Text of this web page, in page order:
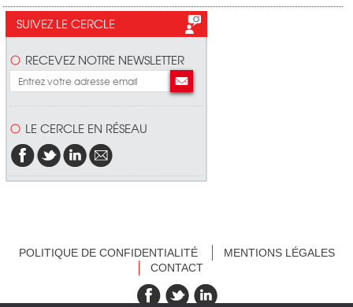
SUIVEZ LE CERCLE
RECEVEZ NOTRE NEWSLETTER
LE CERCLE EN RÉSEAU
POLITIQUE DE CONFIDENTIALITÉ
MENTIONS LÉGALES
CONTACT